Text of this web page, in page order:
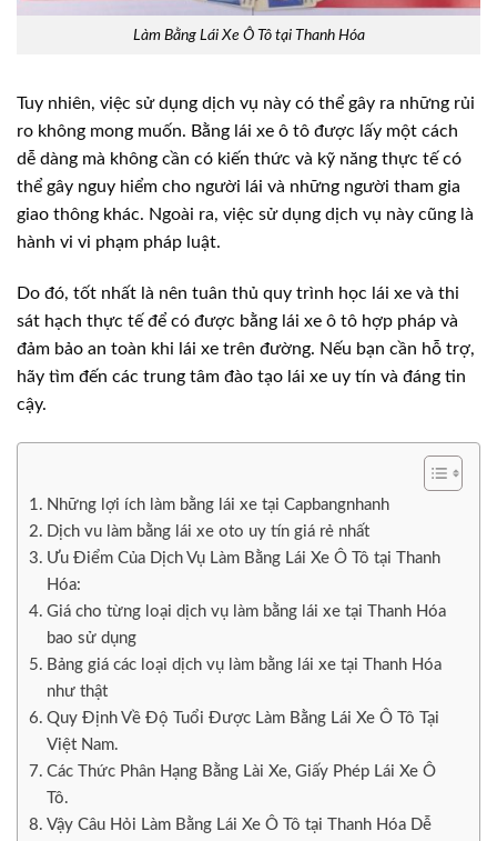
Làm Bằng Lái Xe Ô Tô tại Thanh Hóa
Tuy nhiên, việc sử dụng dịch vụ này có thể gây ra những rủi
ro không mong muốn. Bằng lái xe ô tô được lấy một cách
dễ dàng mà không cần có kiến thức và kỹ năng thực tế có
thể gây nguy hiểm cho người lái và những người tham gia
giao thông khác. Ngoài ra, việc sử dụng dịch vụ này cũng là
hành vi vi phạm pháp luật.
Do đó, tốt nhất là nên tuân thủ quy trình học lái xe và thi
sát hạch thực tế để có được bằng lái xe ô tô hợp pháp và
đảm bảo an toàn khi lái xe trên đường. Nếu bạn cần hỗ trợ,
hãy tìm đến các trung tâm đào tạo lái xe uy tín và đáng tin
cậy.
Những lợi ích làm bằng lái xe tại Capbangnhanh
Dịch vu làm bằng lái xe oto uy tín giá rẻ nhất
Ưu Điểm Của Dịch Vụ Làm Bằng Lái Xe Ô Tô tại Thanh
Hóa:
Giá cho từng loại dịch vụ làm bằng lái xe tại Thanh Hóa
bao sử dụng
Bảng giá các loại dịch vụ làm bằng lái xe tại Thanh Hóa
như thật
Quy Định Về Độ Tuổi Được Làm Bằng Lái Xe Ô Tô Tại
Việt Nam.
Các Thức Phân Hạng Bằng Lài Xe, Giấy Phép Lái Xe Ô
Tô.
Vậy Câu Hỏi Làm Bằng Lái Xe Ô Tô tại Thanh Hóa Dễ